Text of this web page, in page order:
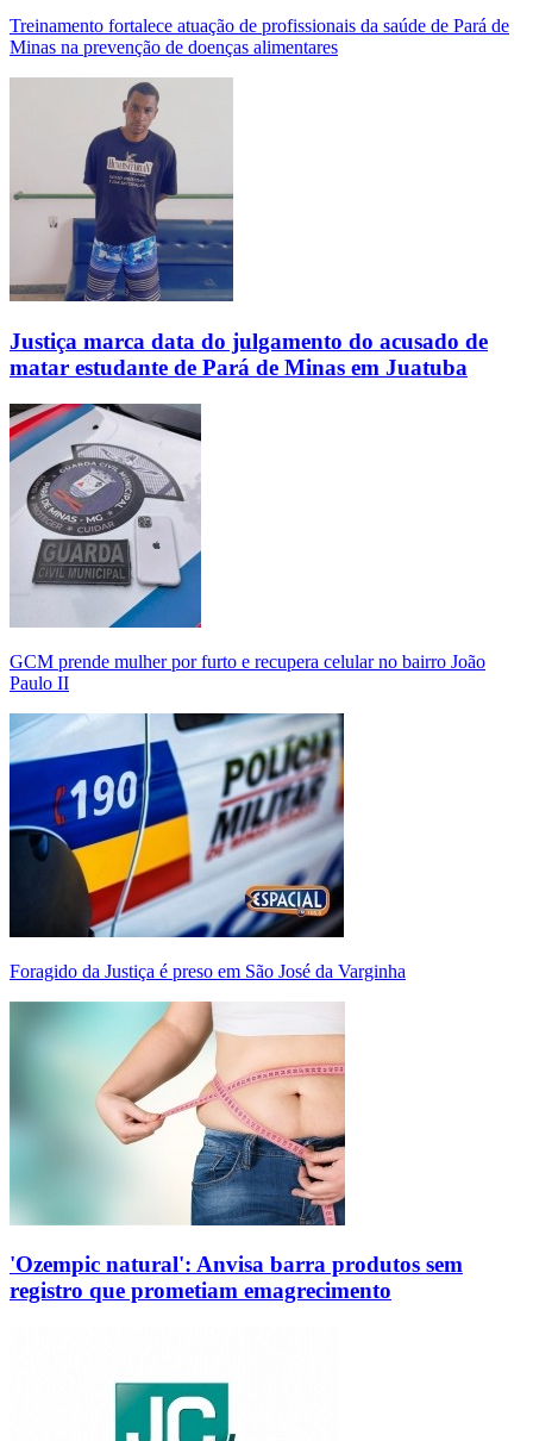
Treinamento fortalece atuação de profissionais da saúde de Pará de
Minas na prevenção de doenças alimentares
Justiça marca data do julgamento do acusado de
matar estudante de Pará de Minas em Juatuba
GCM prende mulher por furto e recupera celular no bairro João
Paulo II
Foragido da Justiça é preso em São José da Varginha
'Ozempic natural': Anvisa barra produtos sem
registro que prometiam emagrecimento